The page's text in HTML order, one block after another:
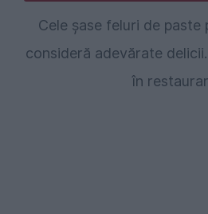
Cele șase feluri de paste
consideră adevărate
în